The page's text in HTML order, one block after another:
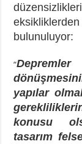
bulunuluyor:
“
yapılar
konusu
tasarım